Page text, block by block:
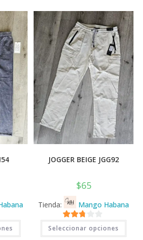
Las
opciones
se
pueden
elegir
en
la
página
producto
Las
se
en
la
de
Este
producto
tiene
JOGGER BEIGE JGG92
$65
Tienda: Mango Habana
2.71
de 5
Seleccionar opciones
Este
tiene